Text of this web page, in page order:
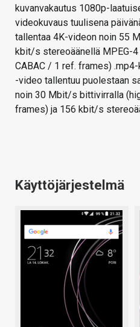
kuvanvakautus 1080p-
videokuvaus tuulisena
tallentaa 4K-videon noin 55
kbit/s stereoäänellä MPEG-4
CABAC / 1 ref. frames)
-video tallentuu puolestaan
noin 30 Mbit/s bittivirralla
frames) ja 156 kbit/s
Käyttöjärjestelmä